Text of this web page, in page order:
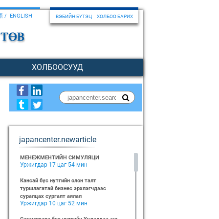
ВЭБИЙН БҮТЭЦ ХОЛБОО БАРИХ
ENGLISH
ХОЛБООСУУД
japancenter.newarticle
МЕНЕЖМЕНТИЙН СИМУЛЯЦИ
Уржигдар 17 цаг 54 мин
Кансай бүс нутгийн олон талт
туршлагатай бизнес эрхлэгчдээс
суралцах сургалт аялал
Уржигдар 10 цаг 52 мин